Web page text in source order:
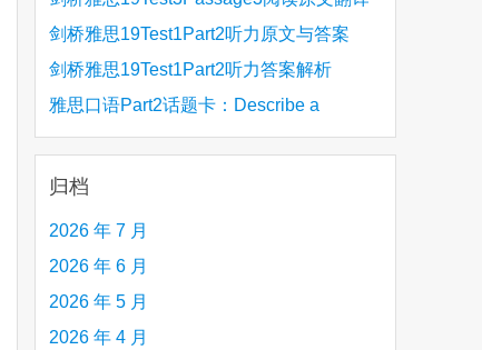
Is the era of artificial speech translation
upon us 人工智能语言翻译
剑桥雅思19Test1Part2听力原文与答案
Stanthorpe Twinning Association
剑桥雅思19Test1Part2听力答案解析
Stanthorpe Twinning Association
雅思口语Part2话题卡：Describe a
creative person (e.g. an artist, a musician,
etc.) you admire 钦佩的有创造力的人
归档
2026 年 7 月
2026 年 6 月
2026 年 5 月
2026 年 4 月